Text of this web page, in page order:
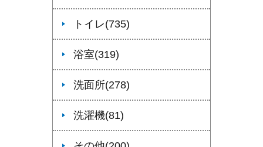
トイレ(735)
浴室(319)
洗面所(278)
洗濯機(81)